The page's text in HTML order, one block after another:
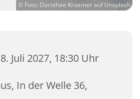
© Foto: Dorothee Kraemer auf Unsplash
Juli 2027, 18:30 Uhr
In der Welle 36,